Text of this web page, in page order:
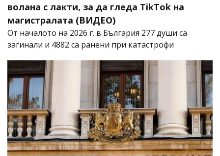
волана с лакти, за да гледа TikTok на
магистралата (ВИДЕО)
От началото на 2026 г. в България 277 души са
загинали и 4882 са ранени при катастрофи